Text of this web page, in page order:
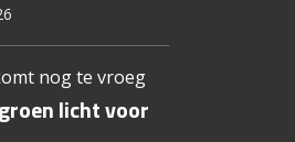
nog te vroeg
licht voor